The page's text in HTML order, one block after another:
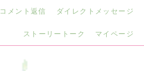
コメント返信 ダイレクトメッセージ
ストーリートーク マイページ